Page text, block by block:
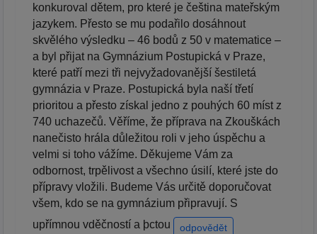
konkuroval dětem, pro které je čeština mateřským
jazykem. Přesto se mu podařilo dosáhnout
skvělého výsledku – 46 bodů z 50 v matematice –
a byl přijat na Gymnázium Postupická v Praze,
které patří mezi tři nejvyžadovanější šestiletá
gymnázia v Praze. Postupická byla naší třetí
prioritou a přesto získal jedno z pouhých 60 míst z
740 uchazečů. Věříme, že příprava na Zkouškách
nanečisto hrála důležitou roli v jeho úspěchu a
velmi si toho vážíme. Děkujeme Vám za
odbornost, trpělivost a všechno úsilí, které jste do
přípravy vložili. Budeme Vás určitě doporučovat
všem, kdo se na gymnázium připravují. S
upřímnou vděčností a þctou
odpovědět